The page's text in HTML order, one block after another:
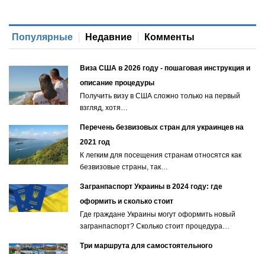
Популярные Недавние Комменты
Виза США в 2026 году - пошаговая инструкция и
описание процедуры
Получить визу в США сложно только на первый
взгляд, хотя…
Перечень безвизовых стран для украинцев на
2021 год
К легким для посещения странам относятся как
безвизовые страны, так…
Загранпаспорт Украины в 2024 году: где
оформить и сколько стоит
Где граждане Украины могут оформить новый
загранпаспорт? Сколько стоит процедура…
Три маршрута для самостоятельного